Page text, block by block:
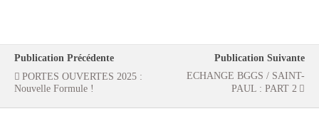
Publication Précédente
PORTES OUVERTES 2025 :
Nouvelle Formule !
Publication Suivante
ECHANGE BGGS / SAINT-
PAUL : PART 2